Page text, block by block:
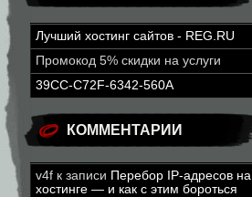
Лучший хостинг сайтов - REG.RU
Промокод 5% скидки на услуги
39CC-C72F-6342-560A
КОММЕНТАРИИ
v4f к записи Перебор IP-адресов на
хостинге — и как с этим бороться